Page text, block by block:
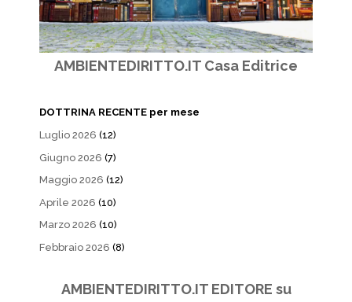
AMBIENTEDIRITTO.IT Casa Editrice
DOTTRINA RECENTE per mese
Luglio 2026 (12)
Giugno 2026 (7)
Maggio 2026 (12)
Aprile 2026 (10)
Marzo 2026 (10)
Febbraio 2026 (8)
AMBIENTEDIRITTO.IT EDITORE su